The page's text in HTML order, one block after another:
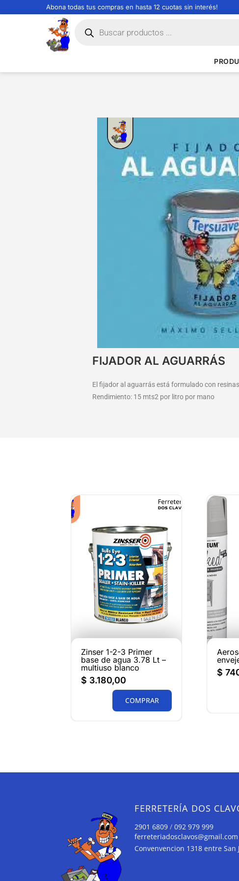
Abona todas tus compras en hasta 12 cuotas sin interés!
FIJADOR AL AGUARRÁS
El fijador al aguarrás está formulado con
Rendimiento: 15 mts2 por litro por mano
Zinser 1-2-3 Primer
base de agua 3.78 Lt –
multiuso blanco
$ 3.180,00
COMPRAR
$
FERRETERÍA DOS
2901 6809 /092 979 999
ferreteriadosclavos@gmail.com
Convenvencion 1318 entre San